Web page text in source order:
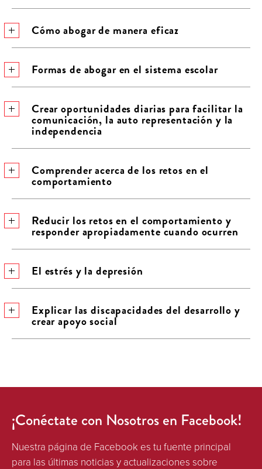
Cómo abogar de manera eficaz
Formas de abogar en el sistema escolar
Crear oportunidades diarias para facilitar la
comunicación, la auto representación y la
independencia
Comprender acerca de los retos en el
comportamiento
Reducir los retos en el comportamiento y
responder apropiadamente cuando ocurren
El estrés y la depresión
Explicar las discapacidades del desarrollo y
crear apoyo social
¡Conéctate con Nosotros en Facebook!
Nuestra página de Facebook es tu fuente principal
para las últimas noticias y actualizaciones sobre